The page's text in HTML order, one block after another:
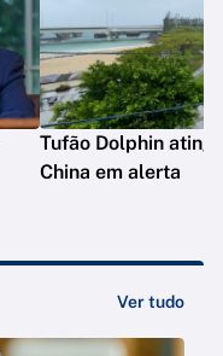
Tufão Dolphin
China em alerta
Ver tudo